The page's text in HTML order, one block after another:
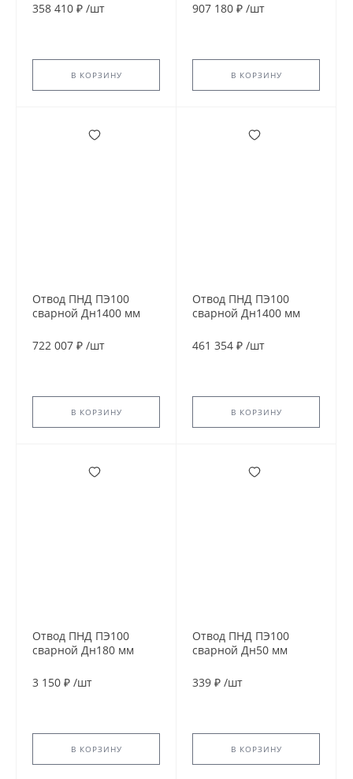
358 410 ₽ /шт
В КОРЗИНУ
907 180 ₽ /шт
В КОРЗИНУ
Отвод ПНД ПЭ100
сварной Дн1400 мм
722 007 ₽ /шт
В КОРЗИНУ
Отвод ПНД ПЭ100
сварной Дн1400 мм
461 354 ₽ /шт
В КОРЗИНУ
Отвод ПНД ПЭ100
сварной Дн180 мм
3 150 ₽ /шт
В КОРЗИНУ
Отвод ПНД ПЭ100
сварной Дн50 мм
339 ₽ /шт
В КОРЗИНУ